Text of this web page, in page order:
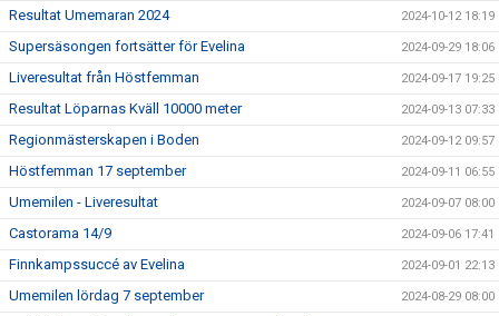
Resultat Umemaran 2024 2024-10-12 18:19
Supersäsongen fortsätter för Evelina 2024-09-29 18:06
Liveresultat från Höstfemman 2024-09-17 19:25
Resultat Löparnas Kväll 10000 meter 2024-09-13 07:33
Regionmästerskapen i Boden 2024-09-12 09:57
Höstfemman 17 september 2024-09-11 06:55
Umemilen - Liveresultat 2024-09-07 08:00
Castorama 14/9 2024-09-06 17:41
Finnkampssuccé av Evelina 2024-09-01 22:13
Umemilen lördag 7 september 2024-08-29 08:00